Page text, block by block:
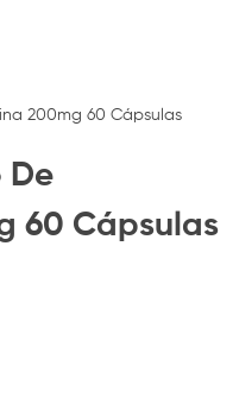
200mg 60 Cápsulas
De
60 Cápsulas